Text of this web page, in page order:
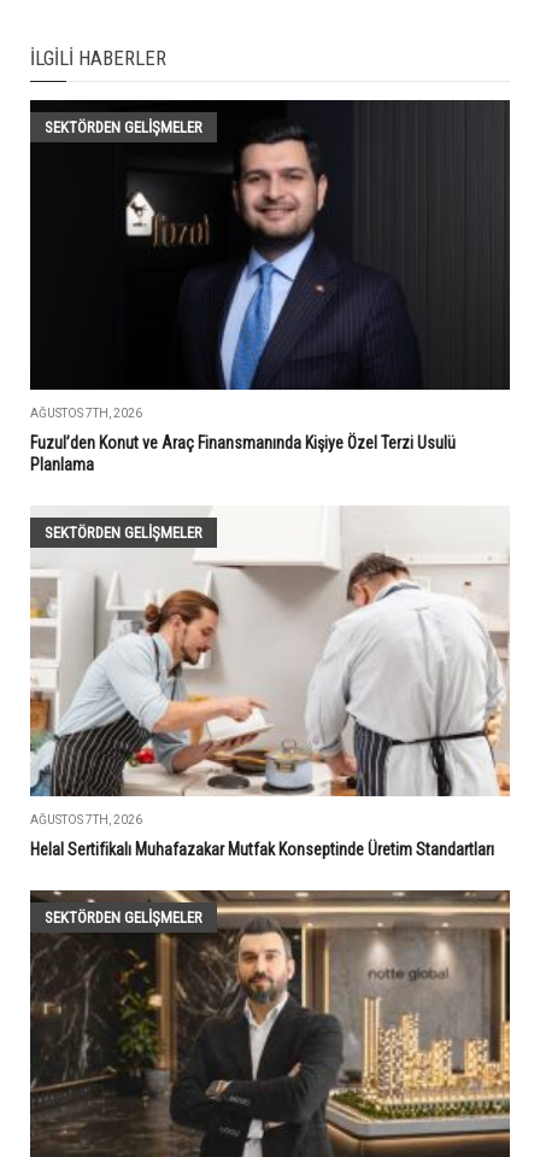
İLGILI HABERLER
SEKTÖRDEN GELIŞMELER
AĞUSTOS 7TH, 2026
Fuzul’den Konut ve Araç Finansmanında Kişiye Özel Terzi Usulü
Planlama
SEKTÖRDEN GELIŞMELER
AĞUSTOS 7TH, 2026
Helal Sertifikalı Muhafazakar Mutfak Konseptinde Üretim Standartları
SEKTÖRDEN GELIŞMELER